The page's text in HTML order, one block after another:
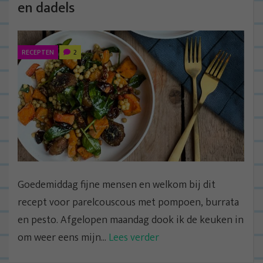
en dadels
RECEPTEN 2
Goedemiddag fijne mensen en welkom bij dit
recept voor parelcouscous met pompoen, burrata
en pesto. Afgelopen maandag dook ik de keuken in
om weer eens mijn... Lees verder